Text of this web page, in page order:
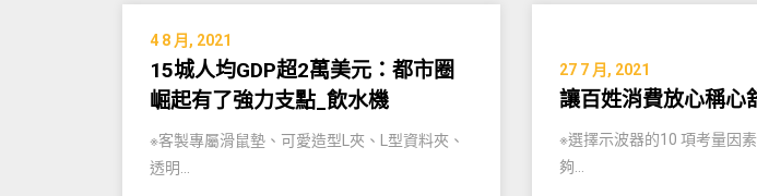
4 8 月, 2021
15城人均GDP超2萬美元：都市圈
崛起有了強力支點_飲水機
※客製專屬滑鼠墊、可愛造型L夾、L型資料夾、
透明…
27 7 月, 2021
讓百姓消費放心稱心
※選擇示波器的10 項考量因
夠…